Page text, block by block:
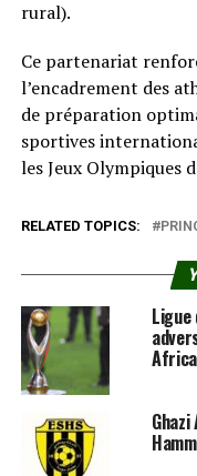
rural).
Ce partenariat
l’encadrement des
de préparation
sportives
les Jeux Olympiques
RELATED TOPICS:
Ligue